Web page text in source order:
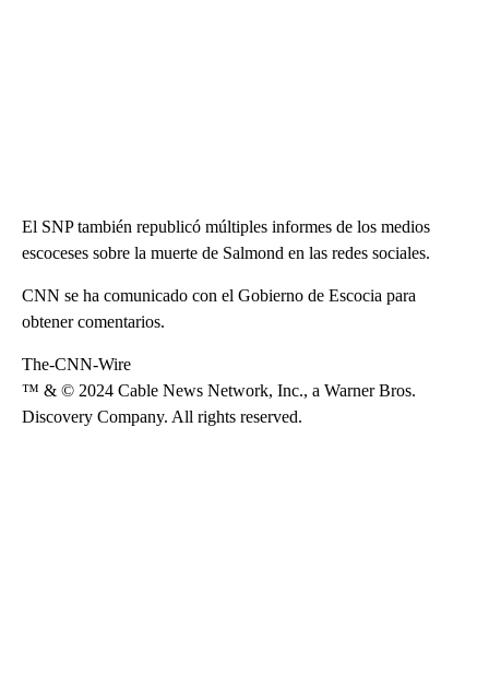
El SNP también republicó múltiples informes de los medios
escoceses sobre la muerte de Salmond en las redes sociales.
CNN se ha comunicado con el Gobierno de Escocia para
obtener comentarios.
The-CNN-Wire
™ & © 2024 Cable News Network, Inc., a Warner Bros.
Discovery Company. All rights reserved.